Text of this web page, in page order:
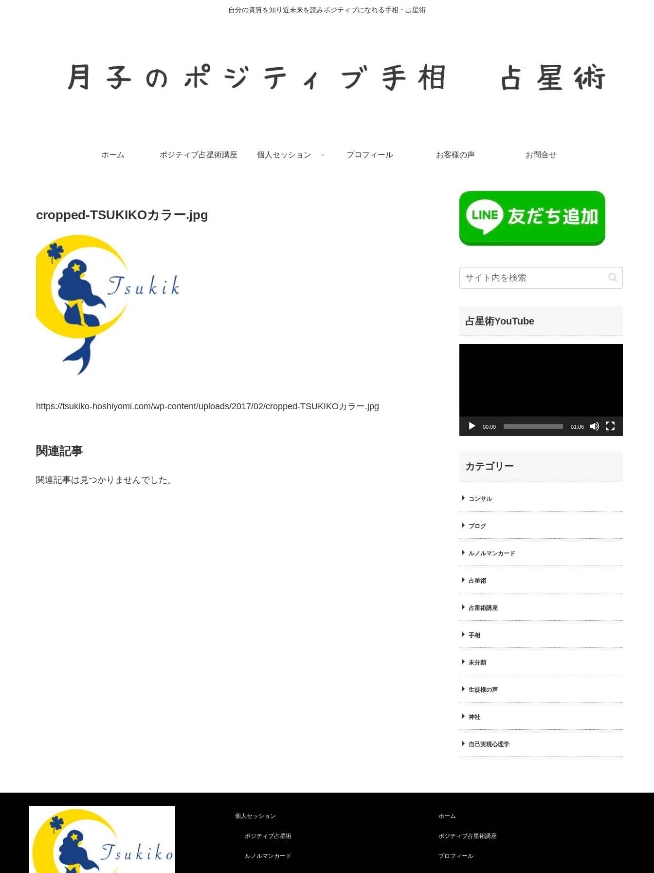
自分の資質を知り近未来を読みポジティブになれる手相・占星術
ホーム ポジティブ占星術講座 個人セッション プロフィール お客様の声 お問合せ
cropped-TSUKIKOカラー.jpg
https://tsukiko-hoshiyomi.com/wp-content/uploads/2017/02/cropped-TSUKIKOカラー.jpg
関連記事
関連記事は見つかりませんでした。
占星術YouTube
00:00 01:06
カテゴリー
コンサル
ブログ
ルノルマンカード
占星術
占星術講座
手相
未分類
生徒様の声
神社
自己実現心理学
個人セッション
ポジティブ占星術
ルノルマンカード
ホーム
ポジティブ占星術講座
プロフィール